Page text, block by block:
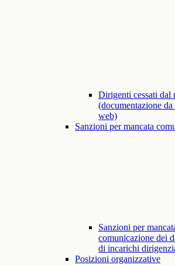
Dirigenti cessati dal
(documentazione
web)
Sanzioni per mancata
Sanzioni per
comunicazione dei
di incarichi
Posizioni organizzative